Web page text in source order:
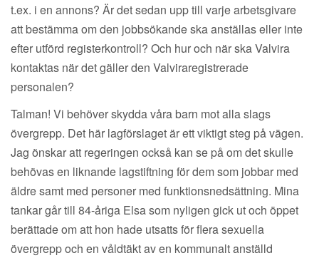
t.ex. i en annons? Är det sedan upp till varje arbetsgivare
att bestämma om den jobbsökande ska anställas eller inte
efter utförd registerkontroll? Och hur och när ska Valvira
kontaktas när det gäller den Valviraregistrerade
personalen?
Talman! Vi behöver skydda våra barn mot alla slags
övergrepp. Det här lagförslaget är ett viktigt steg på vägen.
Jag önskar att regeringen också kan se på om det skulle
behövas en liknande lagstiftning för dem som jobbar med
äldre samt med personer med funktionsnedsättning. Mina
tankar går till 84-åriga Elsa som nyligen gick ut och öppet
berättade om att hon hade utsatts för flera sexuella
övergrepp och en våldtäkt av en kommunalt anställd